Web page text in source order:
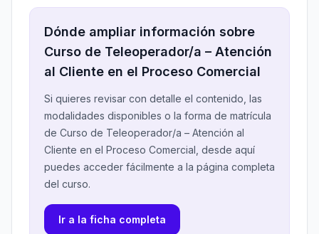
Dónde ampliar información sobre
Curso de Teleoperador/a – Atención
al Cliente en el Proceso Comercial
Si quieres revisar con detalle el contenido, las
modalidades disponibles o la forma de matrícula
de Curso de Teleoperador/a – Atención al
Cliente en el Proceso Comercial, desde aquí
puedes acceder fácilmente a la página completa
del curso.
Ir a la ficha completa